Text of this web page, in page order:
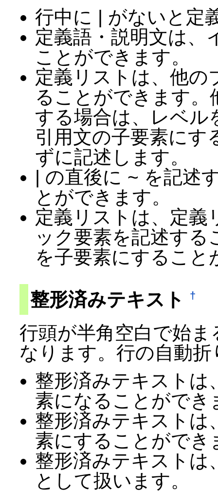
行中に | がないと定
定義語・説明文は、
ことができます。
定義リストは、他の
ることができます。
する場合は、レベル
引用文の子要素にす
ずに記述します。
| の直後に ~ を記述
とができます。
定義リストは、定義
ック要素を記述す
を子要素にすること
整形済みテキスト †
行頭が半角空白で始
なります。行の自動
整形済みテキストは
素になることができ
整形済みテキストは
素にすることができ
整形済みテキストは
として扱います。